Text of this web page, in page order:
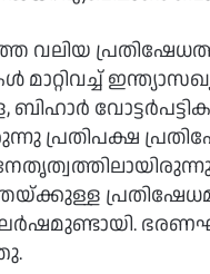
വലിയ
മാറ്റിവച്ച്
ബിഹാർ
പ്രതിപക്ഷ